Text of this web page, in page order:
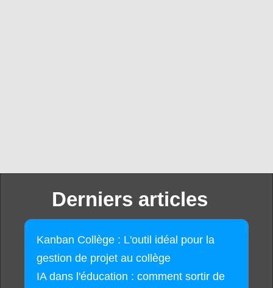
Derniers articles
Kanban Collège : L'outil idéal pour la
gestion de projet au collège
IA dans l'éducation : comment sortir de